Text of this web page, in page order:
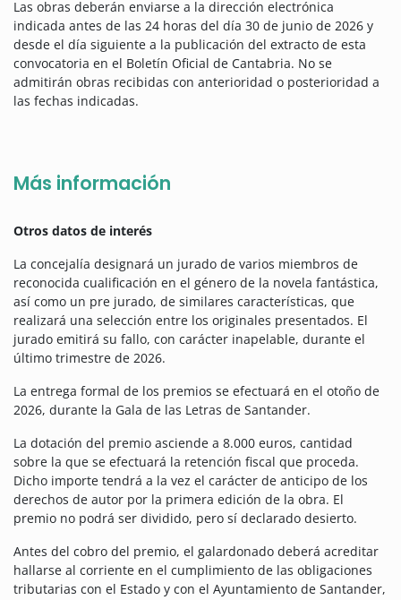
Las obras deberán enviarse a la dirección electrónica
indicada antes de las 24 horas del día 30 de junio de 2026 y
desde el día siguiente a la publicación del extracto de esta
convocatoria en el Boletín Oficial de Cantabria. No se
admitirán obras recibidas con anterioridad o posterioridad a
las fechas indicadas.
Más información
Otros datos de interés
La concejalía designará un jurado de varios miembros de
reconocida cualificación en el género de la novela fantástica,
así como un pre jurado, de similares características, que
realizará una selección entre los originales presentados. El
jurado emitirá su fallo, con carácter inapelable, durante el
último trimestre de 2026.
La entrega formal de los premios se efectuará en el otoño de
2026, durante la Gala de las Letras de Santander.
La dotación del premio asciende a 8.000 euros, cantidad
sobre la que se efectuará la retención fiscal que proceda.
Dicho importe tendrá a la vez el carácter de anticipo de los
derechos de autor por la primera edición de la obra. El
premio no podrá ser dividido, pero sí declarado desierto.
Antes del cobro del premio, el galardonado deberá acreditar
hallarse al corriente en el cumplimiento de las obligaciones
tributarias con el Estado y con el Ayuntamiento de Santander,